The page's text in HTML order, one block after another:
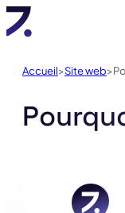
Accueil Site web